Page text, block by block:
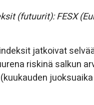
(futuurit): FESX
jatkoivat
riskinä salkun